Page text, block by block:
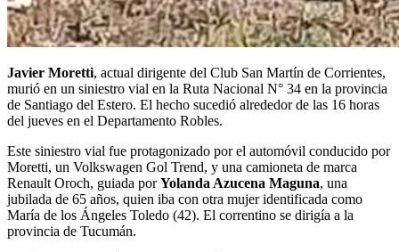
Javier Moretti, actual dirigente del Club San Martín de Corrientes,
murió en un siniestro vial en la Ruta Nacional N° 34 en la provincia
de Santiago del Estero. El hecho sucedió alrededor de las 16 horas
del jueves en el Departamento Robles.
Este siniestro vial fue protagonizado por el automóvil conducido por
Moretti, un Volkswagen Gol Trend, y una camioneta de marca
Renault Oroch, guiada porYolanda Azucena Maguna, una
jubilada de 65 años, quien iba con otra mujer identificada como
María de los Ángeles Toledo (42). El correntino se dirigía a la
provincia de Tucumán.